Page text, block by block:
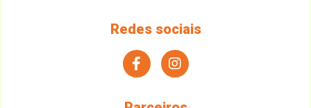
Redes sociais
facebookinstagram